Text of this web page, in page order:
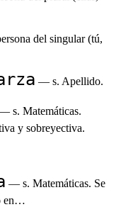
del singular (tú,
— s. Apellido.
s. Matemáticas.
y sobreyectiva.
— s. Matemáticas. Se
en…